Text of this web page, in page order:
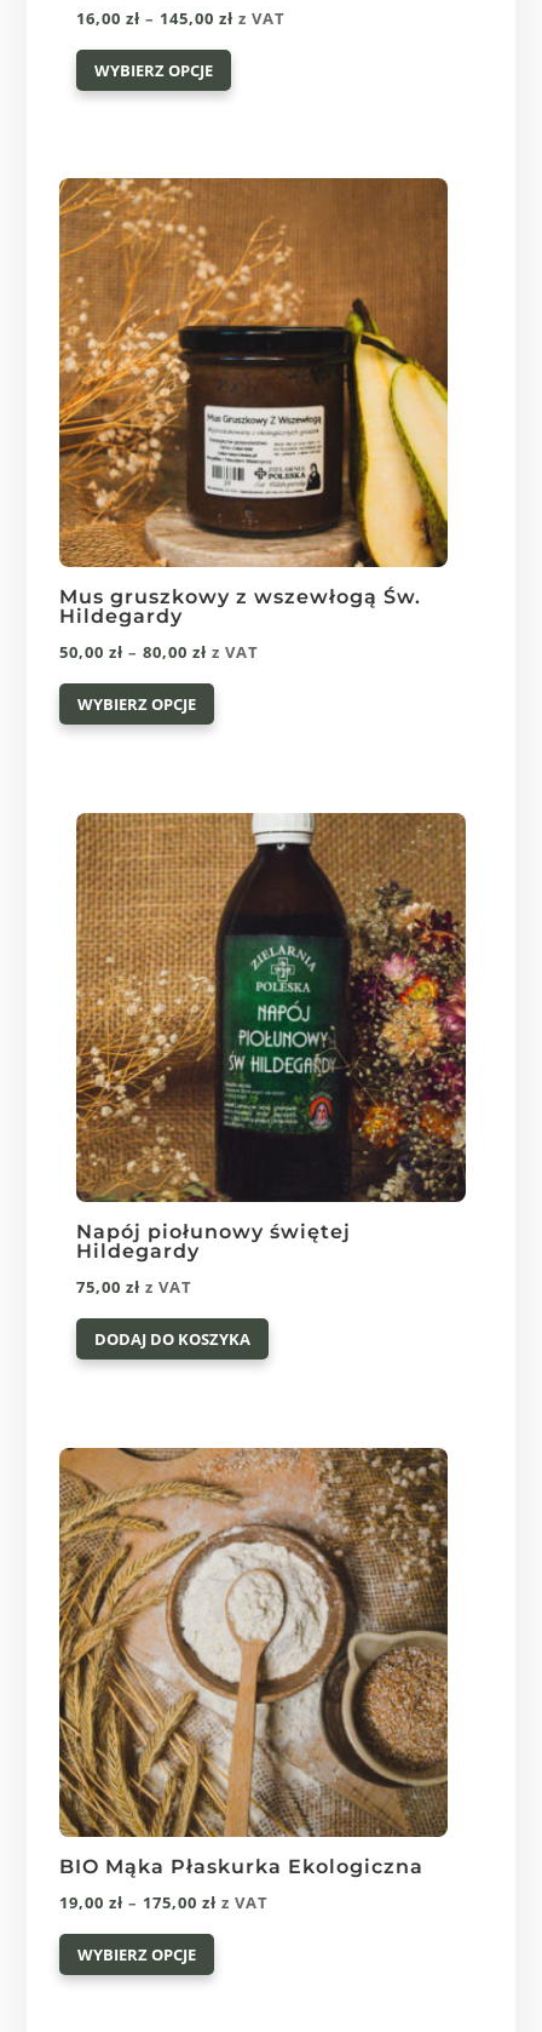
16,00zł – 145,00zł Zakres
145,00 zł
z VAT
WYBIERZ OPCJE
Ten
wariantów.
można
wybrać
na
stronie
produktu
Mus gruszkowy z wszewłogą Św.
Hildegardy
50,00zł – 80,00zł Zakres
cen:
80,00 zł
z VAT
WYBIERZ OPCJE
Ten
wariantów.
Opcje
można
wybrać
na
stronie
produktu
Napój piołunowy świętej
Hildegardy
75,00zł z VAT
DODAJ DO KOSZYKA
BIO Mąka Płaskurka Ekologiczna
19,00zł – 175,00zł Zakres
z VAT
WYBIERZ OPCJE
Ten